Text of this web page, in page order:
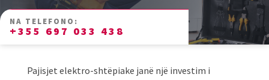
NA TELEFONO:
+355 697 033 438
Pajisjet elektro-shtëpiake janë një investim i